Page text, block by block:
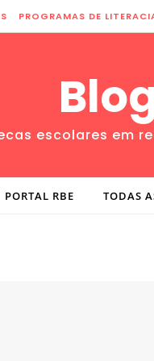
PROGRAMAS DE
escolares em
PORTAL RBE TODAS